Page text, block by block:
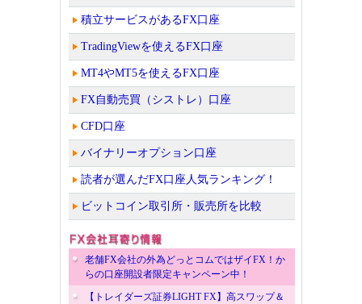
積立サービスがあるFX口座
TradingViewを使えるFX口座
MT4やMT5を使えるFX口座
FX自動売買（シストレ）口座
CFD口座
バイナリーオプション口座
読者が選んだFX口座人気ランキング！
ビットコイン取引所・販売所を比較
老舗FX会社の外為どっとコムではザイFX！か
らの口座開設者限定キャンペーン中！
【トレイダーズ証券LIGHT FX】高スワップ＆